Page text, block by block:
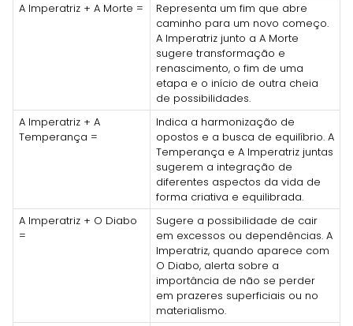
A Imperatriz + A Morte =
Representa um fim que abre
caminho para um novo começo.
A Imperatriz junto a A Morte
sugere transformação e
renascimento, o fim de uma
etapa e o início de outra cheia
de possibilidades.
A Imperatriz + A
Temperança =
Indica a harmonização de
opostos e a busca de equilíbrio. A
Temperança e A Imperatriz juntas
sugerem a integração de
diferentes aspectos da vida de
forma criativa e equilibrada.
A Imperatriz + O Diabo
=
Sugere a possibilidade de cair
em excessos ou dependências. A
Imperatriz, quando aparece com
O Diabo, alerta sobre a
importância de não se perder
em prazeres superficiais ou no
materialismo.